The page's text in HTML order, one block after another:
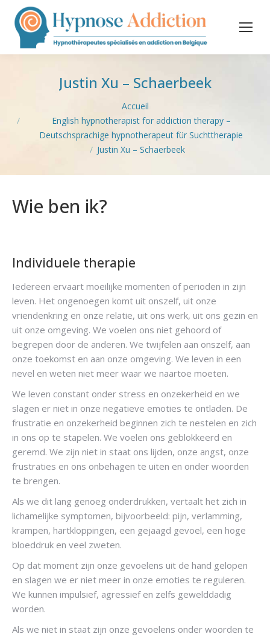
Justin Xu – Schaerbeek
Accueil
English hypnotherapist for addiction therapy –
Deutschsprachige hypnotherapeut für Suchttherapie
Justin Xu – Schaerbeek
Wie ben ik?
Individuele therapie
Iedereen ervaart moeilijke momenten of perioden in zijn
leven. Het ongenoegen komt uit onszelf, uit onze
vriendenkring en onze relatie, uit ons werk, uit ons gezin en
uit onze omgeving. We voelen ons niet gehoord of
begrepen door de anderen. We twijfelen aan onszelf, aan
onze toekomst en aan onze omgeving. We leven in een
nevel en weten niet meer waar we naartoe moeten.
We leven constant onder stress en onzekerheid en we
slagen er niet in onze negatieve emoties te ontladen. De
frustratie en onzekerheid beginnen zich te nestelen en zich
in ons op te stapelen. We voelen ons geblokkeerd en
geremd. We zijn niet in staat ons lijden, onze angst, onze
frustraties en ons onbehagen te uiten en onder woorden
te brengen.
Als we dit lang genoeg onderdrukken, vertaalt het zich in
lichamelijke symptomen, bijvoorbeeld: pijn, verlamming,
krampen, hartkloppingen, een gejaagd gevoel, een hoge
bloeddruk en veel zweten.
Op dat moment zijn onze gevoelens uit de hand gelopen
en slagen we er niet meer in onze emoties te reguleren.
We kunnen impulsief, agressief en zelfs gewelddadig
worden.
Als we niet in staat zijn onze gevoelens onder woorden te